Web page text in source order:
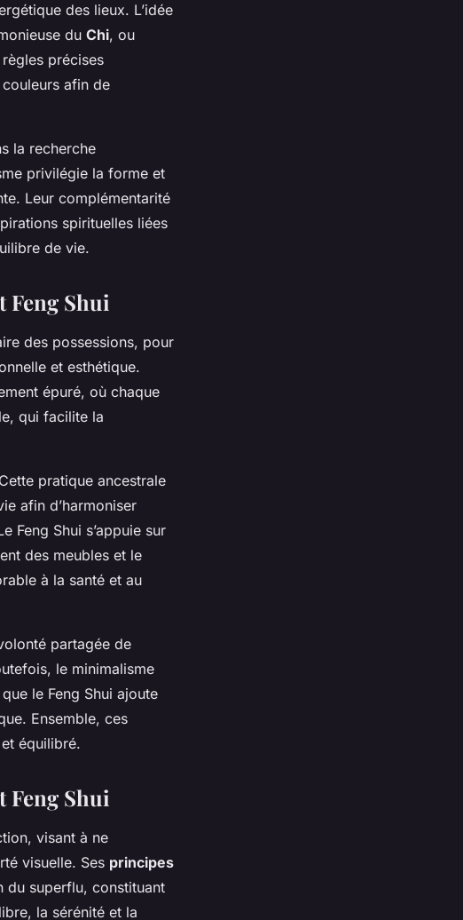
des lieux. L’idée
du Chi, ou
précises
afin de
la recherche
privilégie la forme et
Leur complémentarité
spirituelles liées
de vie.
Feng Shui
des possessions, pour
et esthétique.
épuré, où chaque
qui facilite la
pratique ancestrale
afin d’harmoniser
Feng Shui s’appuie sur
des meubles et le
à la santé et au
partagée de
le minimalisme
le Feng Shui ajoute
Ensemble, ces
équilibré.
Feng Shui
visant à ne
visuelle. Ses principes
du superflu, constituant
la sérénité et la